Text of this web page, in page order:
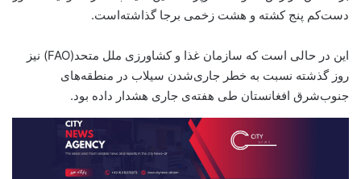
دست‌کم پنج کشته و هشت زخمی برجا گذاشته‌است.
این در حالی است که سازمان غذا و کشاورزی ملل متحد(FAO) نیز
روز گذشته نسبت به خطر جاری‌شدن سیلاب در منطقه‌های
جنوب‌شرق افغانستان طی هفته‌ی جاری هشدار داده بود.